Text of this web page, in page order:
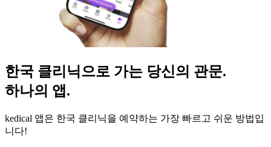
한국 클리닉으로 가는 당신의 관문.
하나의 앱.
kedical 앱은 한국 클리닉을 예약하는 가장 빠르고 쉬운 방법입
니다!